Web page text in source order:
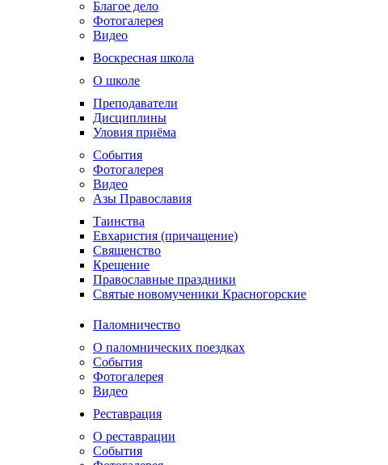
Благое дело
Фотогалерея
Видео
Воскресная школа
О школе
Преподаватели
Дисциплины
Уловия приёма
События
Фотогалерея
Видео
Азы Православия
Таинства
Евхаристия (причащение)
Священство
Крещение
Православные праздники
Святые новомученики Красногорские
Паломничество
О паломнических поездках
События
Фотогалерея
Видео
Реставрация
О реставрации
События